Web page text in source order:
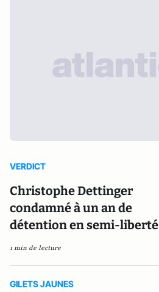
VERDICT
Christophe Dettinger
condamné à un an de
détention en semi-liberté
1 min de lecture
GILETS JAUNES